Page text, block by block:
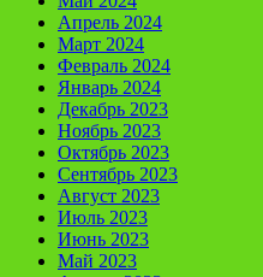
Апрель 2024
Март 2024
Февраль 2024
Январь 2024
Декабрь 2023
Ноябрь 2023
Октябрь 2023
Сентябрь 2023
Август 2023
Июль 2023
Июнь 2023
Май 2023